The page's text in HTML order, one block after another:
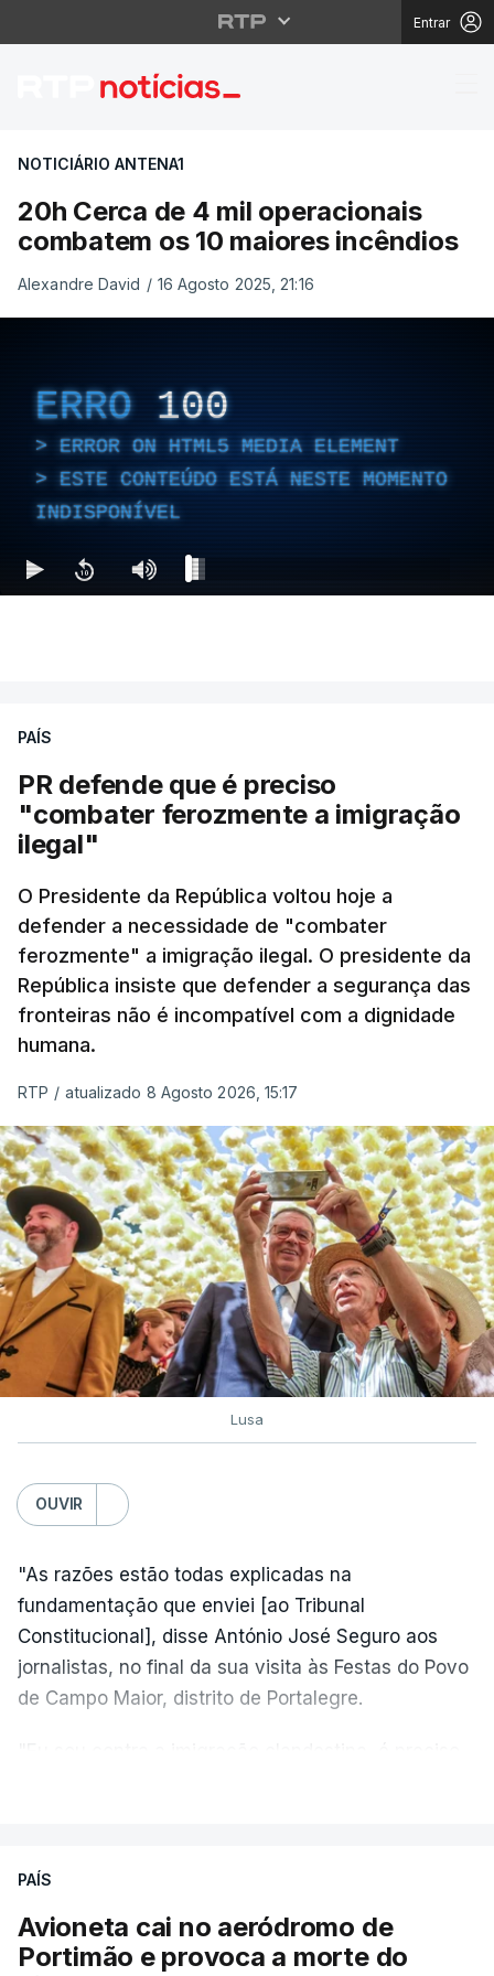
Entrar
20h Cerca de 4 mil
NOTICIÁRIO ANTENA1
20h Cerca de 4 mil operacionais
combatem os 10 maiores incêndios
Alexandre David / 16 Agosto 2025, 21:16
ERRO 100
ERROR ON HTML5 MEDIA ELEMENT
ESTE CONTEÚDO ESTÁ NESTE MOMENTO
INDISPONÍVEL
PAÍS
PR defende que é preciso
"combater ferozmente a imigração
ilegal"
O Presidente da República voltou hoje a
defender a necessidade de "combater
ferozmente" a imigração ilegal. O presidente da
República insiste que defender a segurança das
fronteiras não é incompatível com a dignidade
humana.
RTP / atualizado 8 Agosto 2026, 15:17
Lusa
OUVIR
"As razões estão todas explicadas na
fundamentação que enviei [ao Tribunal
Constitucional], disse António José Seguro aos
jornalistas, no final da sua visita às Festas do Povo
de Campo Maior, distrito de Portalegre.
nada disto é incompatível com tratarmos com
crianças", acrescentou.
PAÍS
Avioneta cai no aeródromo de
Portimão e provoca a morte do